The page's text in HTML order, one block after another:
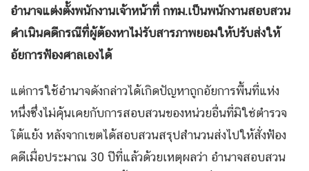
อำนาจแต่งตั้งพนักงานเจ้าหน้าที่ กทม.เป็นพนักงานสอบสวน
ดำเนินคดีกรณีที่ผู้ต้องหาไม่รับสารภาพยอมให้ปรับส่งให้
อัยการฟ้องศาลเองได้
แต่การใช้อำนาจดังกล่าวได้เกิดปัญหาถูกอัยการพื้นที่แห่ง
หนึ่งซึ่งไม่คุ้นเคยกับการสอบสวนของหน่วยอื่นที่มิใช่ตำรวจ
โต้แย้ง หลังจากเขตได้สอบสวนสรุปสำนวนส่งไปให้สั่งฟ้อง
คดีเมื่อประมาณ 30 ปีที่แล้วด้วยเหตุผลว่า อำนาจสอบสวน